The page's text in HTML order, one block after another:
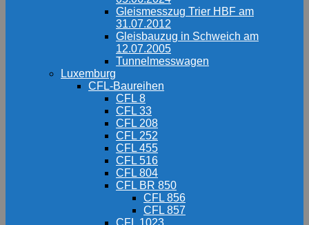
Gleismesszug Trier HBF am
31.07.2012
Gleisbauzug in Schweich am
12.07.2005
Tunnelmesswagen
Luxemburg
CFL-Baureihen
CFL 8
CFL 33
CFL 208
CFL 252
CFL 455
CFL 516
CFL 804
CFL BR 850
CFL 856
CFL 857
CFL 1023